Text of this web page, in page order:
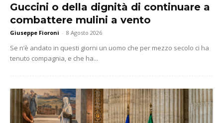
Guccini o della dignità di continuare a
combattere mulini a vento
Giuseppe Fioroni - 8 Agosto 2026
Se n’è andato in questi giorni un uomo che per mezzo secolo ci ha
tenuto compagnia, e che ha...